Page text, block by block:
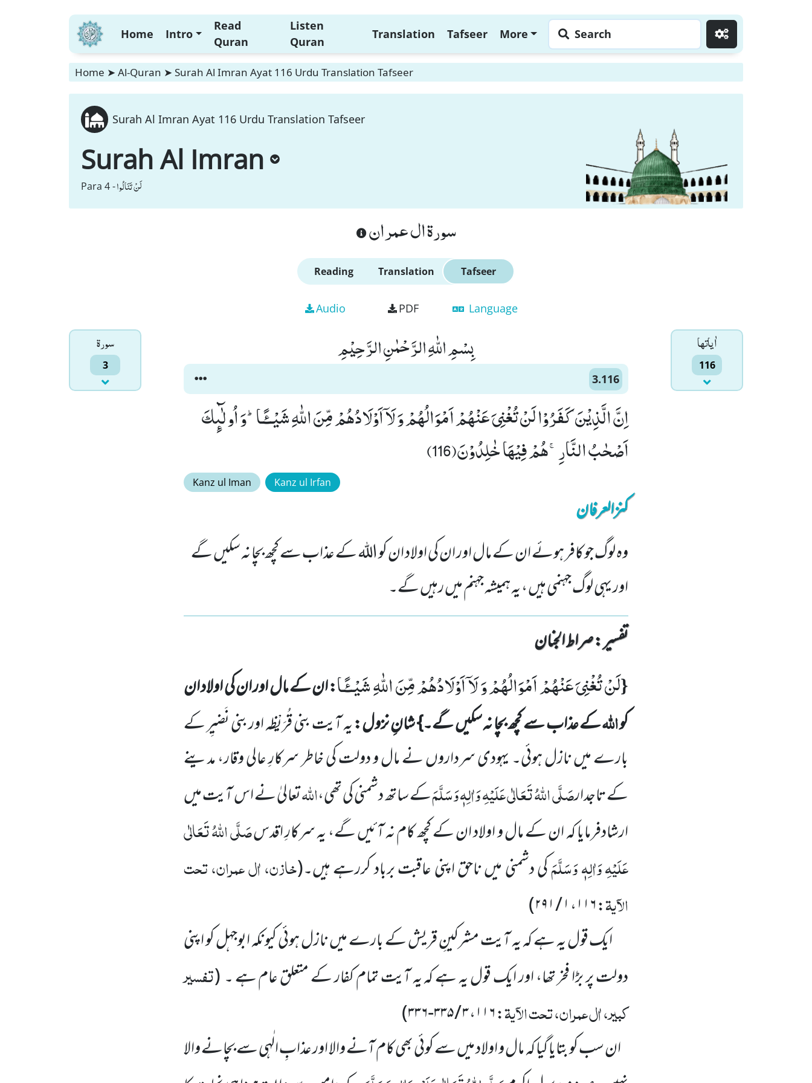
Home Intro
Read
Quran
Listen
Quran
Translation Tafseer More Search
Home ➤ Al-Quran ➤ Surah Al Imran Ayat 116 Urdu Translation Tafseer
Surah Al Imran Ayat 116 Urdu Translation Tafseer
Surah Al Imran
Para 4 -لَنْ تَنَالُوا
سورة ال عمران
Reading Translation Tafseer
Audio PDF Language
سورۃ
3
اٰياتها
116
بِسْمِ اللّٰهِ الرَّحْمٰنِ الرَّحِیْمِ
3.116
اِنَّ الَّذِیْنَ كَفَرُوْا لَنْ تُغْنِیَ عَنْهُمْ اَمْوَالُهُمْ وَ لَاۤ اَوْلَادُهُمْ مِّنَ اللّٰهِ شَیْــٴًـاؕ-وَ اُولٰٓىٕكَ
اَصْحٰبُ النَّارِۚ-هُمْ فِیْهَا خٰلِدُوْنَ(116)
Kanz ul Iman Kanz ul Irfan
کنزالعرفان
وہ لوگ جو کافر ہوئے ان کے مال اور ان کی اولاد ان کو اللہ کے عذاب سے کچھ بچا نہ سکیں گے
اور یہی لوگ جہنمی ہیں ، یہ ہمیشہ جہنم میں رہیں گے۔
تفسیر : ‎صراط الجنان
{لَنْتُغْنِیَعَنْهُمْاَمْوَالُهُمْوَلَاۤاَوْلَادُهُمْمِّنَاللّٰهِشَیْــٴًـا: ان کے مال اور ان کی اولاد ان
کواللہکے عذاب سے کچھ بچانہ سکیں گے۔} شانِ نزول:یہ آیت بنی قُرَیْظہ اور بنی نَضیِر کے
بارے میں نازل ہوئی۔ یہودی سرداروں نے مال و دولت کی خاطر سرکارِ عالی وقار، مدینے
کے تاجدارصَلَّی اللہُ تَعَالٰی عَلَیْہِ وَاٰلِہٖ وَسَلَّمَکے ساتھ دشمنی کی تھی،اللہتعالیٰ نے اس آیت میں
ارشادفرمایا کہ ان کے مال و اولاد ان کے کچھ کام نہ آئیں گے، یہ سرکارِ اقدسصَلَّی اللہُ تَعَالٰی
عَلَیْہِ وَاٰلِہٖ وَسَلَّمَکی دشمنی میں ناحق اپنی عاقبت برباد کررہے ہیں۔(خازن، اٰل عمران، تحت
الآیۃ: ۱۱۶، ۱ / ۲۹۱)
ایک قول یہ ہے کہ یہ آیت مشرکینِ قریش کے بارے میں نازل ہوئی کیونکہ ابوجہل کو اپنی
دولت پر بڑا فخر تھا، اور ایک قول یہ ہے کہ یہ آیت تمام کفار کے متعلق عام ہے۔(تفسیر
کبیر، اٰل عمران، تحت الآیۃ: ۱۱۶، ۳ / ۳۳۵-۳۳۶)
ان سب کو بتایا گیا کہ مال و اولاد میں سے کوئی بھی کام آنے والا اور عذابِ الٰہی سے بچانے والا